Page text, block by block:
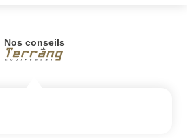
Nos conseils